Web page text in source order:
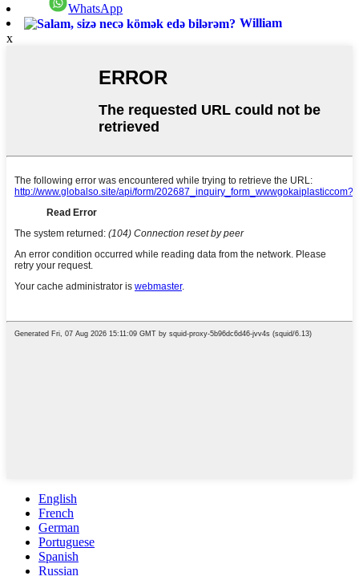
WhatsApp
William
x
English
French
German
Portuguese
Spanish
Russian